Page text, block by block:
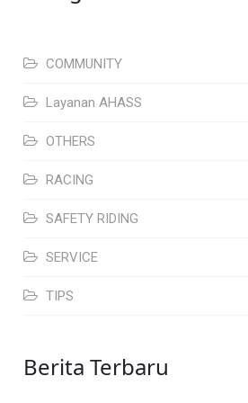
COMMUNITY
Layanan AHASS
OTHERS
RACING
SAFETY RIDING
SERVICE
TIPS
Berita Terbaru